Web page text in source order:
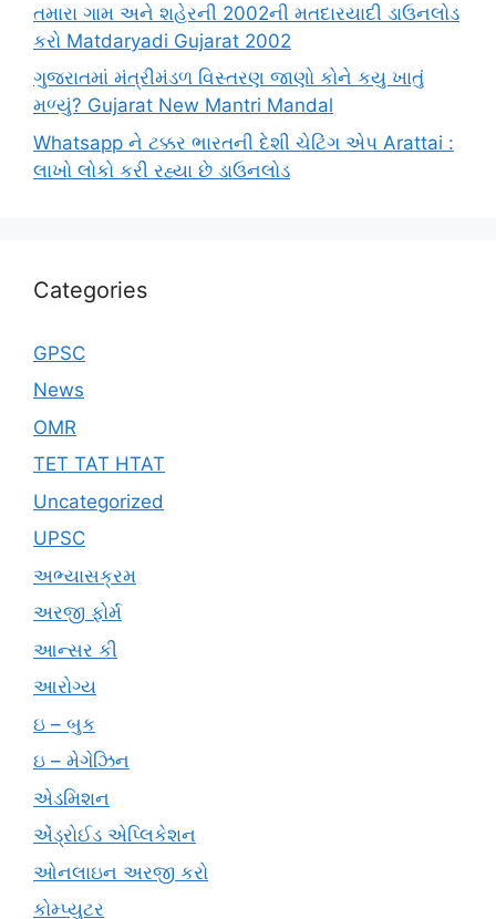
તમારા ગામ અને શહેરની 2002ની મતદારયાદી ડાઉનલોડ
કરો Matdaryadi Gujarat 2002
ગુજરાતમાં મંત્રીમંડળ વિસ્તરણ જાણો કોને કયુ ખાતું
મળ્યું? Gujarat New Mantri Mandal
Whatsapp ને ટક્કર ભારતની દેશી ચેટિંગ એપ Arattai :
લાખો લોકો કરી રહ્યા છે ડાઉનલોડ
Categories
GPSC
News
OMR
TET TAT HTAT
Uncategorized
UPSC
અભ્યાસક્રમ
અરજી ફોર્મ
આન્સર કી
આરોગ્ય
ઇ – બુક
ઇ – મેગેઝિન
એડમિશન
એંડ્રોઈડ એપ્લિકેશન
ઓનલાઇન અરજી કરો
કોમ્પ્યુટર